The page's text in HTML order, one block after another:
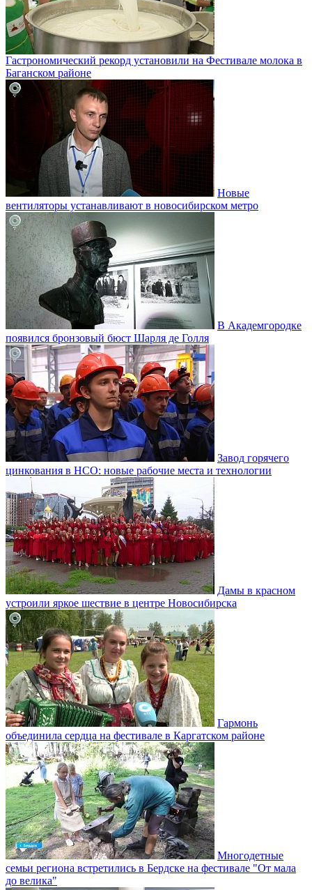
Гастрономический рекорд установили на Фестивале молока в
Баганском районе
Новые
вентиляторы устанавливают в новосибирском метро
В Академгородке
появился бронзовый бюст Шарля де Голля
Завод горячего
цинкования в НСО: новые рабочие места и технологии
Дамы в красном
устроили яркое шествие в центре Новосибирска
Гармонь
объединила сердца на фестивале в Каргатском районе
Многодетные
семьи региона встретились в Бердске на фестивале "От мала
до велика"